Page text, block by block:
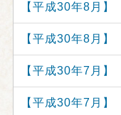
【平成30年8月
【平成30年8月
【平成30年7月
【平成30年7月